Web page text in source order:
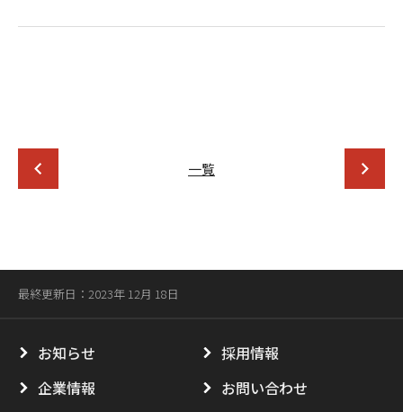
一覧
最終更新日：2023年 12月 18日
お知らせ
企業情報
採用情報
お問い合わせ